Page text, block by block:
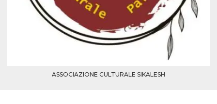
ASSOCIAZIONE CULTURALE SIKALESH